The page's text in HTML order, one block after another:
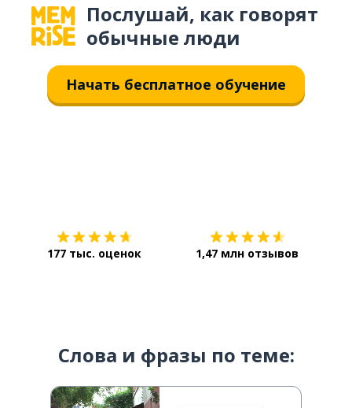
Послушай, как говорят
обычные люди
Начать бесплатное обучение
177 тыс. оценок 1,47 млн отзывов
Слова и фразы по теме: